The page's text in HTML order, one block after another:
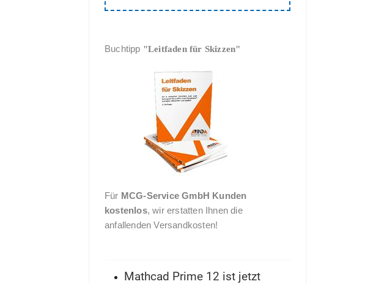
Buchtipp "Leitfaden für Skizzen"
Für MCG-Service GmbH Kunden
kostenlos, wir erstatten Ihnen die
anfallenden Versandkosten!
Mathcad Prime 12 ist jetzt